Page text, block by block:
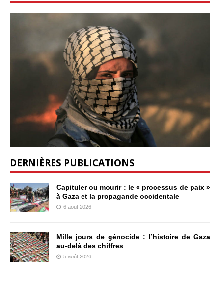
DERNIÈRES PUBLICATIONS
Capituler ou mourir : le « processus de paix »
à Gaza et la propagande occidentale
6 août 2026
Mille jours de génocide : l’histoire de Gaza
au-delà des chiffres
5 août 2026